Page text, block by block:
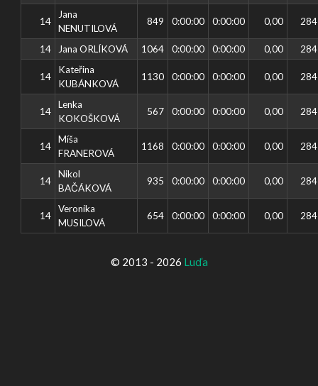
14
Jana
NENUTILOVÁ
849 0:00:00 0:00:00 0,00 284
14 Jana ORLÍKOVÁ 1064 0:00:00 0:00:00 0,00 284
14
Kateřina
KUBÁNKOVÁ
1130 0:00:00 0:00:00 0,00 284
14
Lenka
KOKOŠKOVÁ
567 0:00:00 0:00:00 0,00 284
14
Míša
FRANEROVÁ
1168 0:00:00 0:00:00 0,00 284
14
Nikol
BAČÁKOVÁ
935 0:00:00 0:00:00 0,00 284
14
Veronika
MUSILOVÁ
654 0:00:00 0:00:00 0,00 284
© 2013 - 2026 Luďa